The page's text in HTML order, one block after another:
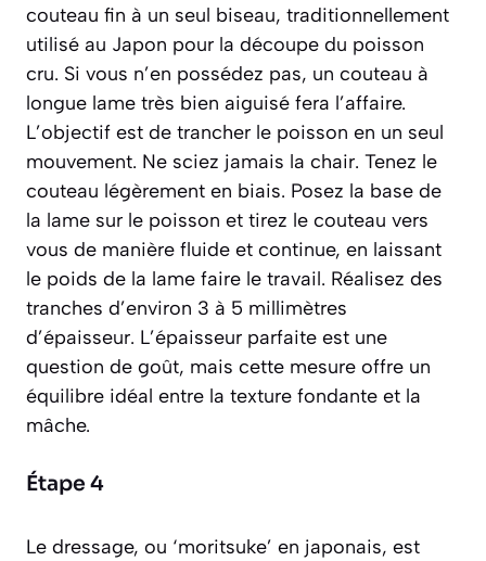
couteau fin à un seul biseau, traditionnellement
utilisé au Japon pour la découpe du poisson
cru. Si vous n’en possédez pas, un couteau à
longue lame très bien aiguisé fera l’affaire.
L’objectif est de trancher le poisson en un seul
mouvement. Ne sciez jamais la chair. Tenez le
couteau légèrement en biais. Posez la base de
la lame sur le poisson et tirez le couteau vers
vous de manière fluide et continue, en laissant
le poids de la lame faire le travail. Réalisez des
tranches d’environ 3 à 5 millimètres
d’épaisseur. L’épaisseur parfaite est une
question de goût, mais cette mesure offre un
équilibre idéal entre la texture fondante et la
mâche.
Étape 4
Le dressage, ou ‘moritsuke’ en japonais, est